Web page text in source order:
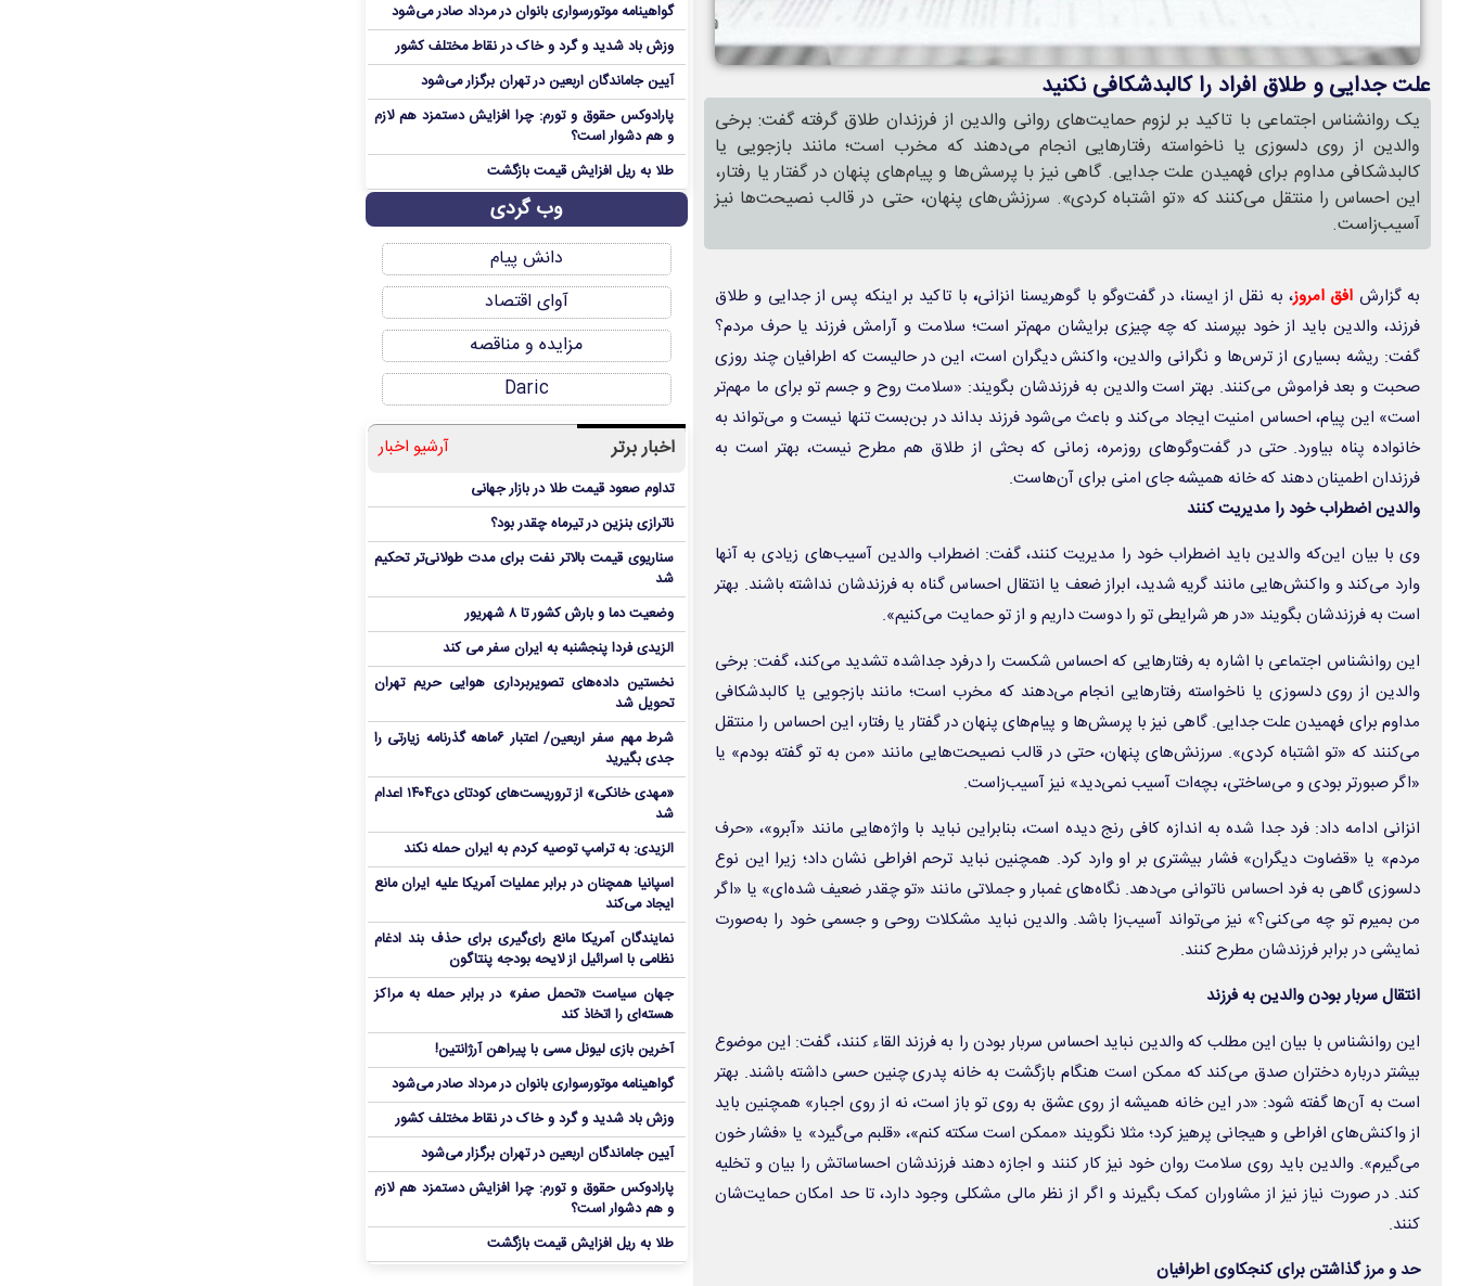
علت جدایی و طلاق افراد را کالبدشکافی نکنید
یک روانشناس اجتماعی با تاکید بر لزوم حمایت‌های روانی والدین از فرزندان طلاق گرفته گفت: برخی
والدین از روی دلسوزی یا ناخواسته رفتارهایی انجام می‌دهند که مخرب است؛ مانند بازجویی یا
کالبدشکافی مداوم برای فهمیدن علت جدایی. گاهی نیز با پرسش‌ها و پیام‌های پنهان در گفتار یا رفتار،
این احساس را منتقل می‌کنند که «تو اشتباه کردی». سرزنش‌های پنهان، حتی در قالب نصیحت‌ها نیز
آسیب‌زاست.
به گزارش افق امروز، به نقل از ایسنا، در گفت‌وگو با گوهریسنا انزانی،با تاکید بر اینکه پس از جدایی و طلاق
فرزند، والدین باید از خود بپرسند که چه چیزی برایشان مهم‌تر است؛ سلامت و آرامش فرزند یا حرف مردم؟
گفت: ریشه بسیاری از ترس‌ها و نگرانی والدین، واکنش دیگران است، این در حالیست که اطرافیان چند روزی
صحبت و بعد فراموش می‌کنند. بهتر است والدین به فرزندشان بگویند: «سلامت روح و جسم تو برای ما مهم‌تر
است» این پیام، احساس امنیت ایجاد می‌کند و باعث می‌شود فرزند بداند در بن‌بست تنها نیست و می‌تواند به
خانواده پناه بیاورد. حتی در گفت‌وگوهای روزمره، زمانی که بحثی از طلاق هم مطرح نیست، بهتر است به
فرزندان اطمینان دهند که خانه همیشه جای امنی برای آن‌هاست.
والدین اضطراب خود را مدیریت کنند
وی با بیان این‌که والدین باید اضطراب خود را مدیریت کنند، گفت: اضطراب‌ والدین آسیب‌های زیادی به آنها
وارد می‌کند و واکنش‌هایی مانند گریه شدید، ابراز ضعف یا انتقال احساس گناه به فرزندشان نداشته باشند. بهتر
است به فرزندشان بگویند «در هر شرایطی تو را دوست داریم و از تو حمایت می‌کنیم».
این روانشناس اجتماعی با اشاره به رفتارهایی که احساس شکست را درفرد جداشده تشدید می‌کند، گفت: برخی
والدین از روی دلسوزی یا ناخواسته رفتارهایی انجام می‌دهند که مخرب است؛ مانند بازجویی یا کالبدشکافی
مداوم برای فهمیدن علت جدایی. گاهی نیز با پرسش‌ها و پیام‌های پنهان در گفتار یا رفتار، این احساس را منتقل
می‌کنند که «تو اشتباه کردی». سرزنش‌های پنهان، حتی در قالب نصیحت‌هایی مانند «من به تو گفته بودم» یا
«اگر صبورتر بودی و می‌ساختی، بچه‌ات آسیب نمی‌دید» نیز آسیب‌زاست.
انزانی ادامه داد: فرد جدا شده به اندازه کافی رنج دیده است، بنابراین نباید با واژه‌هایی مانند «آبرو»، «حرف
مردم» یا «قضاوت دیگران» فشار بیشتری بر او وارد کرد. همچنین نباید ترحم افراطی نشان داد؛ زیرا این نوع
دلسوزی گاهی به فرد احساس ناتوانی می‌دهد. نگاه‌های غمبار و جملاتی مانند «تو چقدر ضعیف شده‌ای» یا «اگر
من بمیرم تو چه می‌کنی؟» نیز می‌تواند آسیب‌زا باشد. والدین نباید مشکلات روحی و جسمی خود را به‌صورت
نمایشی در برابر فرزندشان مطرح کنند.
انتقال سربار بودن والدین به فرزند
این روانشناس با بیان این مطلب که والدین نباید احساس سربار بودن را به فرزند القاء کنند، گفت: این موضوع
بیشتر درباره دختران صدق می‌کند که ممکن است هنگام بازگشت به خانه پدری چنین حسی داشته باشند. بهتر
است به آن‌ها گفته شود: «در این خانه همیشه از روی عشق به روی تو باز است، نه از روی اجبار» همچنین باید
از واکنش‌های افراطی و هیجانی پرهیز کرد؛ مثلا نگویند «ممکن است سکته کنم»، «قلبم می‌گیرد» یا «فشار خون
می‌گیرم». والدین باید روی سلامت روان خود نیز کار کنند و اجازه دهند فرزندشان احساساتش را بیان و تخلیه
کند. در صورت نیاز نیز از مشاوران کمک بگیرند و اگر از نظر مالی مشکلی وجود دارد، تا حد امکان حمایت‌شان
کنند.
حد و مرز گذاشتن برای کنجکاوی اطرافیان
گواهینامه موتورسواری بانوان در مرداد صادر می‌شود
وزش باد شدید و گرد و خاک در نقاط مختلف کشور
آیین جاماندگان اربعین در تهران برگزار می‌شود
پارادوکس حقوق و تورم: چرا افزایش دستمزد هم لازم
و هم دشوار است؟
طلا به ریل افزایش قیمت بازگشت
وب گردی
دانش پیام
آوای اقتصاد
مزایده و مناقصه
Daric
اخبار برتر آرشیو اخبار
تداوم صعود قیمت طلا در بازار جهانی
ناترازی بنزین در تیرماه چقدر بود؟
سناریوی قیمت بالاتر نفت برای مدت طولانی‌تر تحکیم
شد
وضعیت دما و بارش کشور تا ۸ شهریور
الزیدی فردا پنجشنبه به ایران سفر می کند
نخستین داده‌های تصویربرداری هوایی حریم تهران
تحویل شد
شرط مهم سفر اربعین/ اعتبار ۶ماهه گذرنامه زیارتی را
جدی بگیرید
«مهدی خانکی» از تروریست‌های کودتای دی۱۴۰۴ اعدام
شد
الزیدی: به ترامپ توصیه کردم به ایران حمله نکند
اسپانیا همچنان در برابر عملیات آمریکا علیه ایران مانع
ایجاد می‌کند
نمایندگان آمریکا مانع رای‌گیری برای حذف بند ادغام
نظامی با اسرائیل از لایحه بودجه پنتاگون
جهان سیاست «تحمل صفر» در برابر حمله به مراکز
هسته‌ای را اتخاذ کند
آخرین بازی لیونل مسی با پیراهن آرژانتین!
گواهینامه موتورسواری بانوان در مرداد صادر می‌شود
وزش باد شدید و گرد و خاک در نقاط مختلف کشور
آیین جاماندگان اربعین در تهران برگزار می‌شود
پارادوکس حقوق و تورم: چرا افزایش دستمزد هم لازم
و هم دشوار است؟
طلا به ریل افزایش قیمت بازگشت